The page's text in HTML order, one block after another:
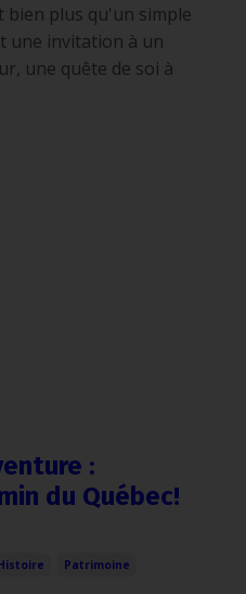
bien plus qu'un simple
une invitation à un
une quête de soi à
:
du Québec!
Patrimoine